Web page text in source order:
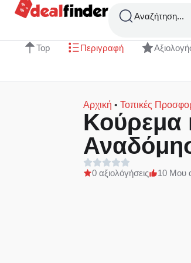
Αναζήτηση...
Top Περιγραφή
Αρχική • Τοπικές
Κούρεμα
0 αξιολόγήσεις 10 Μου